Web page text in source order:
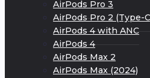
AirPods Pro 3
AirPods Pro 2 (Type-
AirPods 4 with ANC
AirPods 4
AirPods Max 2
AirPods Max (2024)